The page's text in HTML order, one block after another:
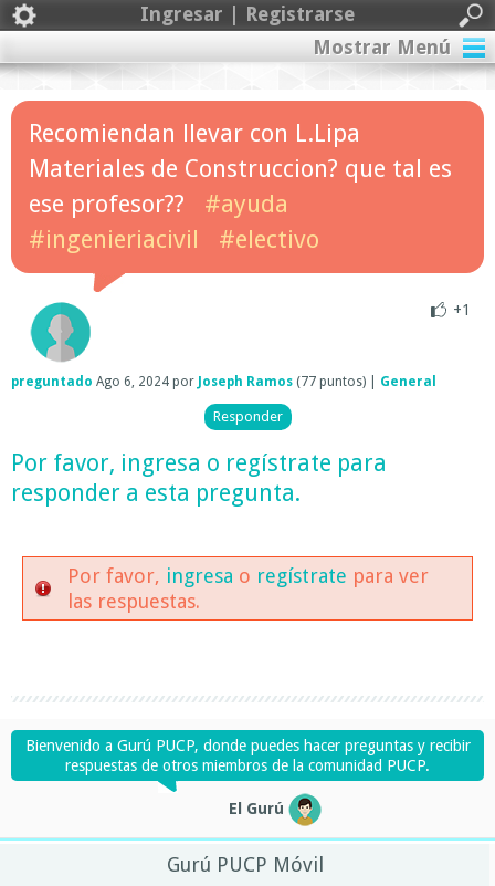
Ingresar | Registrarse
Mostrar Menú
Recomiendan llevar con L.Lipa
Materiales de Construccion? que tal es
ese profesor??
#ayuda
#ingenieriacivil
#electivo
+1
preguntado Ago 6, 2024 por Joseph Ramos (77 puntos) General
Por favor, ingresa o regístrate para
responder a esta pregunta.
Por favor, ingresa o regístrate para ver
las respuestas.
Bienvenido a Gurú PUCP, donde puedes hacer preguntas y recibir
respuestas de otros miembros de la comunidad PUCP.
El Gurú
Gurú PUCP Móvil